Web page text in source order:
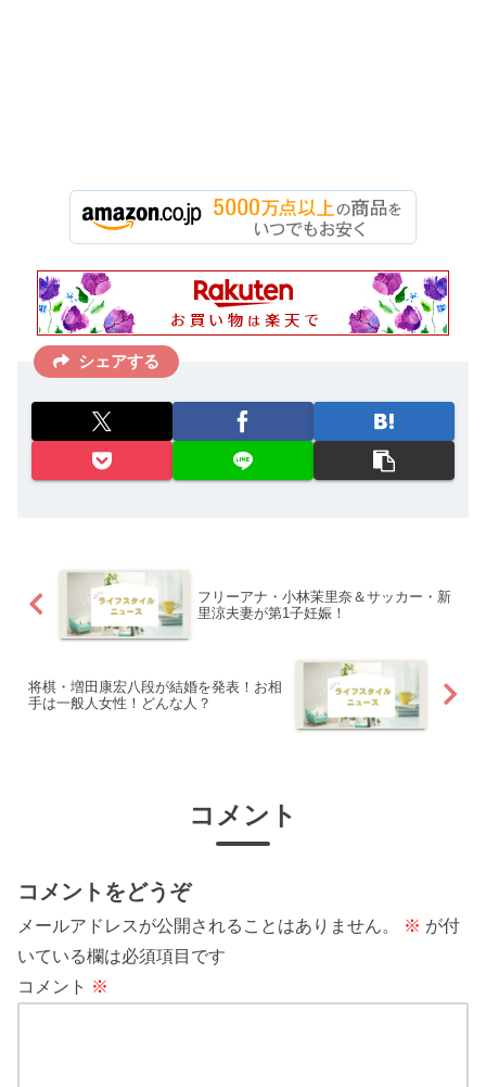
シェアする
フリーアナ・小林茉里奈＆サッカー・新
里涼夫妻が第1子妊娠！
将棋・増田康宏八段が結婚を発表！お相
手は一般人女性！どんな人？
コメント
コメントをどうぞ
メールアドレスが公開されることはありません。 ※ が付
いている欄は必須項目です
コメント ※